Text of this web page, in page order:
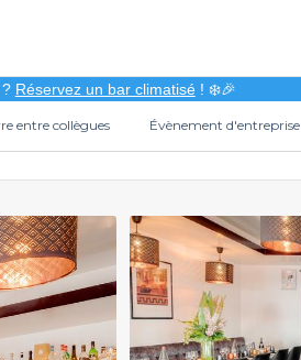
Réservez un bar climatisé! ❄️🎉
entre collègues Évènement d'entreprise